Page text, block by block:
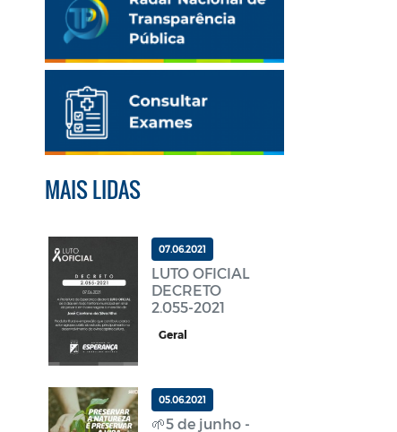
MAIS LIDAS
07.06.2021
LUTO OFICIAL
DECRETO
2.055-2021
Geral
05.06.2021
🌱5 de junho -